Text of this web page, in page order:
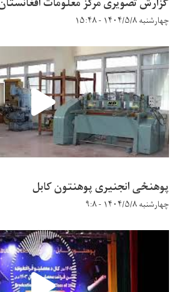
چهارشنبه ۱۴۰۴/۵/۸ - ۱۵:۴۸
پوهنځی انجنیری پوهنتون کابل
چهارشنبه ۱۴۰۴/۵/۸ - ۹:۸